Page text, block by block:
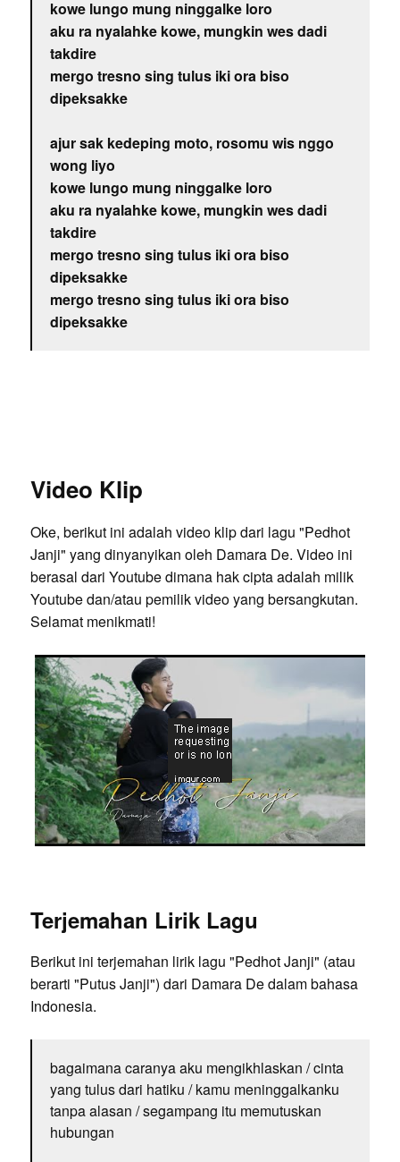
kowe lungo mung ninggalke loro
aku ra nyalahke kowe, mungkin wes dadi
takdire
mergo tresno sing tulus iki ora biso
dipeksakke
ajur sak kedeping moto, rosomu wis nggo
wong liyo
kowe lungo mung ninggalke loro
aku ra nyalahke kowe, mungkin wes dadi
takdire
mergo tresno sing tulus iki ora biso
dipeksakke
mergo tresno sing tulus iki ora biso
dipeksakke
Video Klip
Oke, berikut ini adalah video klip dari lagu "Pedhot
Janji" yang dinyanyikan oleh Damara De. Video ini
berasal dari Youtube dimana hak cipta adalah milik
Youtube dan/atau pemilik video yang bersangkutan.
Selamat menikmati!
Terjemahan Lirik Lagu
Berikut ini terjemahan lirik lagu "Pedhot Janji" (atau
berarti "Putus Janji") dari Damara De dalam bahasa
Indonesia.
bagaimana caranya aku mengikhlaskan / cinta
yang tulus dari hatiku / kamu meninggalkanku
tanpa alasan / segampang itu memutuskan
hubungan